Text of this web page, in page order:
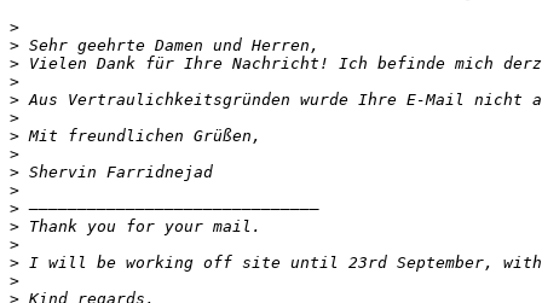
>
>
>
>
>
>
>
>
>
>
>
>
>
>
>
>